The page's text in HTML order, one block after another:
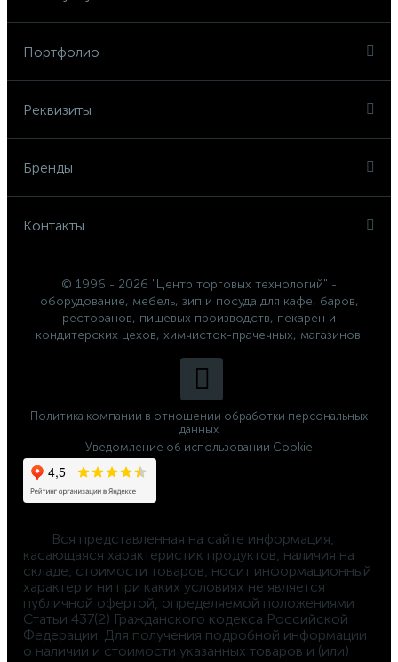
Портфолио
Реквизиты
Бренды
Контакты
© 1996 - 2026 "Центр торговых технологий" -
оборудование, мебель, зип и посуда для кафе, баров,
ресторанов, пищевых производств, пекарен и
кондитерских цехов, химчисток-прачечных, магазинов.
Политика компании в отношении обработки персональных
данных
Уведомление об использовании Cookie
касающаяся характеристик продуктов, наличия на
складе, стоимости товаров, носит информационный
характер и ни при каких условиях не является
публичной офертой, определяемой положениями
Статьи 437(2) Гражданского кодекса Российской
Федерации. Для получения подробной информации
о наличии и стоимости указанных товаров и (или)